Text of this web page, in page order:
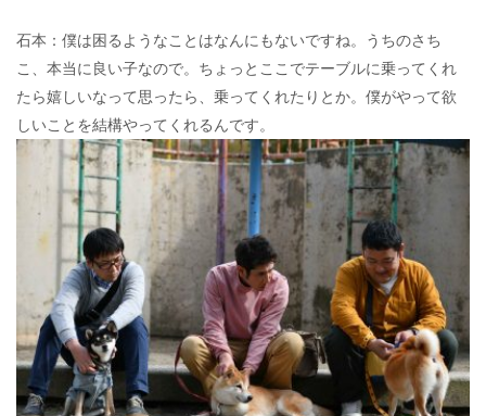
石本：僕は困るようなことはなんにもないですね。うちのさち
こ、本当に良い子なので。ちょっとここでテーブルに乗ってくれ
たら嬉しいなって思ったら、乗ってくれたりとか。僕がやって欲
しいことを結構やってくれるんです。